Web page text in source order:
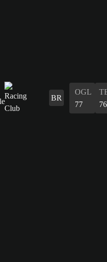
BR
OGL
77
76